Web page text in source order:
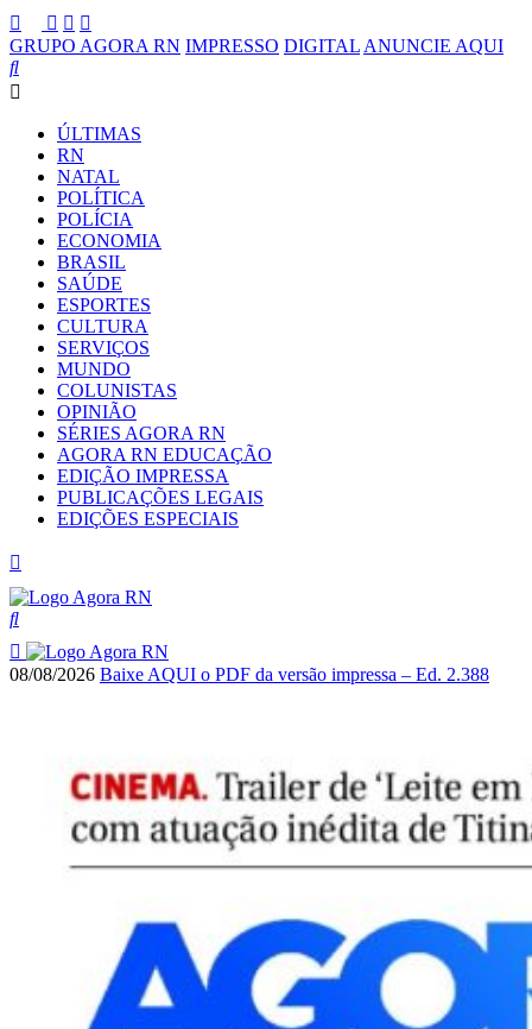
GRUPO AGORA RN IMPRESSO DIGITAL ANUNCIE AQUI
ÚLTIMAS
RN
NATAL
POLÍTICA
POLÍCIA
ECONOMIA
BRASIL
SAÚDE
ESPORTES
CULTURA
SERVIÇOS
MUNDO
COLUNISTAS
OPINIÃO
SÉRIES AGORA RN
AGORA RN EDUCAÇÃO
EDIÇÃO IMPRESSA
PUBLICAÇÕES LEGAIS
EDIÇÕES ESPECIAIS
08/08/2026 Baixe AQUI o PDF da versão impressa – Ed. 2.388